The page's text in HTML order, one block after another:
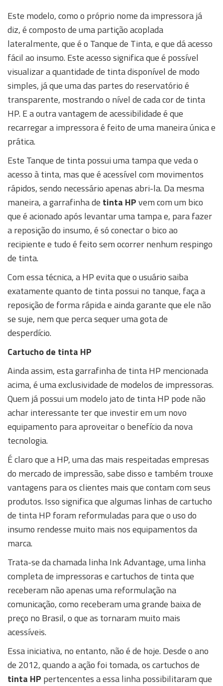
Este modelo, como o próprio nome da impressora já
diz, é composto de uma partição acoplada
lateralmente, que é o Tanque de Tinta, e que dá acesso
fácil ao insumo. Este acesso significa que é possível
visualizar a quantidade de tinta disponível de modo
simples, já que uma das partes do reservatório é
transparente, mostrando o nível de cada cor de tinta
HP. E a outra vantagem de acessibilidade é que
recarregar a impressora é feito de uma maneira única e
prática.
Este Tanque de tinta possui uma tampa que veda o
acesso à tinta, mas que é acessível com movimentos
rápidos, sendo necessário apenas abri-la. Da mesma
maneira, a garrafinha de tinta HPvem com um bico
que é acionado após levantar uma tampa e, para fazer
a reposição do insumo, é só conectar o bico ao
recipiente e tudo é feito sem ocorrer nenhum respingo
de tinta.
Com essa técnica, a HP evita que o usuário saiba
exatamente quanto de tinta possui no tanque, faça a
reposição de forma rápida e ainda garante que ele não
se suje, nem que perca sequer uma gota de
desperdício.
Cartucho de tinta HP
Ainda assim, esta garrafinha de tinta HP mencionada
acima, é uma exclusividade de modelos de impressoras.
Quem já possui um modelo jato de tinta HP pode não
achar interessante ter que investir em um novo
equipamento para aproveitar o benefício da nova
tecnologia.
É claro que a HP, uma das mais respeitadas empresas
do mercado de impressão, sabe disso e também trouxe
vantagens para os clientes mais que contam com seus
produtos. Isso significa que algumas linhas de cartucho
de tinta HP foram reformuladas para que o uso do
insumo rendesse muito mais nos equipamentos da
marca.
Trata-se da chamada linha Ink Advantage, uma linha
completa de impressoras e cartuchos de tinta que
receberam não apenas uma reformulação na
comunicação, como receberam uma grande baixa de
preço no Brasil, o que as tornaram muito mais
acessíveis.
Essa iniciativa, no entanto, não é de hoje. Desde o ano
de 2012, quando a ação foi tomada, os cartuchos de
tinta HP pertencentes a essa linha possibilitaram que